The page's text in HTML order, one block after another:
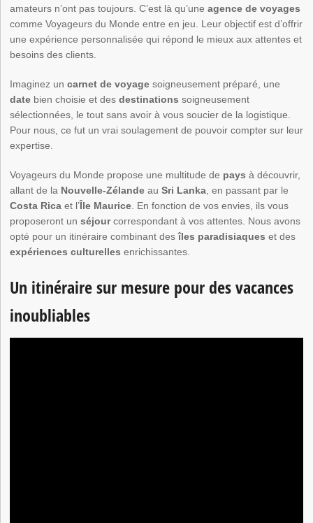
amateurs n’ont pas toujours. C’est là qu’uneagence de voyages
comme Voyageurs du Monde entre en jeu. Leur objectif est d’offrir
une expérience personnalisée qui répond le mieux aux attentes et
besoins des clients.
Imaginez uncarnet de voyage soigneusement préparé, une
date bien choisie et desdestinations soigneusement
sélectionnées, le tout sans avoir à vous soucier de la logistique.
Pour nous, ce fut un vrai soulagement de pouvoir compter sur leur
expertise.
Voyageurs du Monde propose une multitude de pays à découvrir,
allant de la Nouvelle-Zélande auSri Lanka, en passant par le
Costa Rica et l’Île Maurice. En fonction de vos envies, ils vous
proposeront unséjourcorrespondant à vos attentes. Nous avons
opté pour un itinéraire combinant desîles paradisiaques et des
expériences culturelles enrichissantes.
Un itinéraire sur mesure pour des vacances
inoubliables